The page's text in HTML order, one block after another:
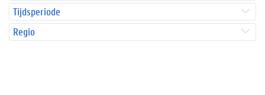
Tijdsperiode
Regio